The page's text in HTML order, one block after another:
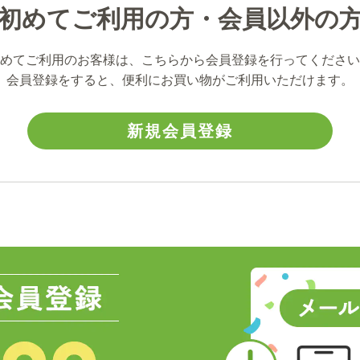
めてご利用の方・会員以外の
てご利用のお客様は、こちらから会員登録を行ってくださ
会員登録をすると、便利にお買い物がご利用いただけます。